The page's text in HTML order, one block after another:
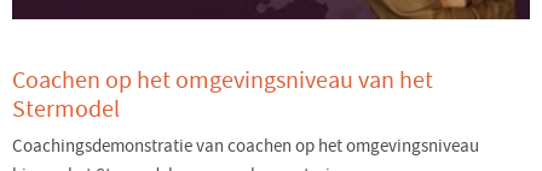
Coachen op het omgevingsniveau van het
Stermodel
Coachingsdemonstratie van coachen op het omgevingsniveau